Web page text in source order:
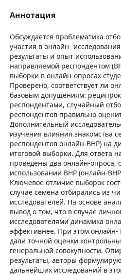
Аннотация
Обсуждается проблематика
участия в онлайн-
результаты и опыт
направляемой респондентом
выборки в онлайн-опросах
Проверено, соответствует ли
базовым допущениям:
респондентами, случайный
респондентов правильно
Дополнительный
изучения влияния знакомства
респондентов онлайн-ВНР) на
итоговой выборки. Для ответа
проведены два онлайн-опроса,
использовании ВНР (онлайн-
Ключевое отличие выборок
случае семена отбирались из
исследователей. На основе
вывод о том, что в случае
исследователями динамика
эффективнее. При этом
дали точной оценки
генеральной совокупности.
результаты, авторы
дальнейших исследований в